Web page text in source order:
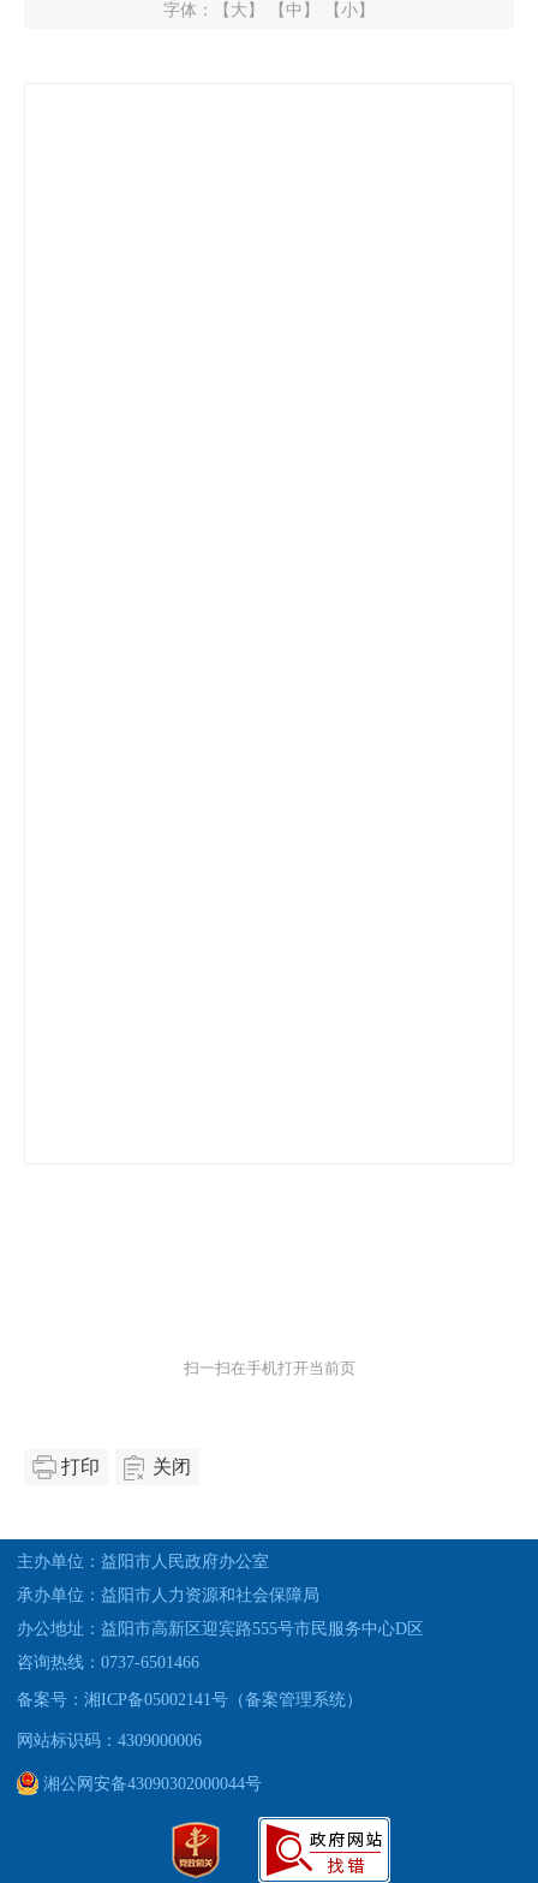
字体：
【大】 【中】 【小】
扫一扫在手机打开当前页
打印 关闭
主办单位：益阳市人民政府办公室
承办单位：益阳市人力资源和社会保障局
办公地址：益阳市高新区迎宾路555号市民服务中心D区
咨询热线：0737-6501466
备案号：湘ICP备05002141号（备案管理系统）
网站标识码：4309000006
湘公网安备43090302000044号